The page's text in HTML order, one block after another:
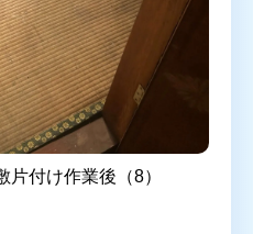
付け作業後（8）